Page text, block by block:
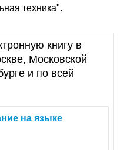
техника".
книгу в
Московской
и по всей
на языке